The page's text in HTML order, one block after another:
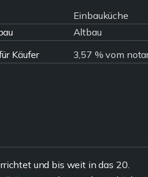
Einbauküche
Altbau
Käufer
3,57 % vom
und bis weit in das 20.